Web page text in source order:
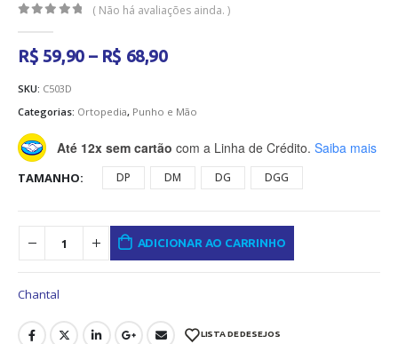
( Não há avaliações ainda. )
R$ 59,90 – R$ 68,90Faixa
R$ 59,90
R$ 68,90
SKU: C503D
Categorias: Ortopedia, Punho e Mão
Até 12x sem cartão com a Linha de Crédito. Saiba mais
TAMANHO DP DM DG DGG
ADICIONAR AO CARRINHO
Chantal
LISTA DE DESEJOS